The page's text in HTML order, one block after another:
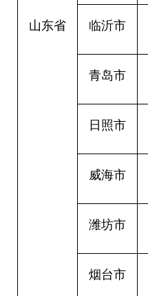
山东省 临沂市
青岛市
日照市
威海市
潍坊市
烟台市